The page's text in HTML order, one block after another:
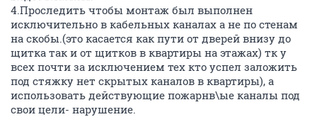
4.Проследить чтобы монтаж был выполнен
исключительно в кабельных каналах а не по стенам
на скобы.(это касается как пути от дверей внизу до
щитка так и от щитков в квартиры на этажах) тк у
всех почти за исключением тех кто успел заложить
под стяжку нет скрытых каналов в квартиры), а
использовать действующие пожарнв\ые каналы под
свои цели- нарушение.